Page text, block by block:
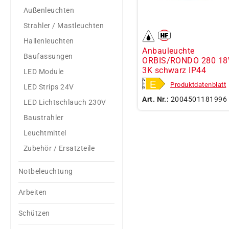
Außenleuchten
Strahler / Mastleuchten
Hallenleuchten
Baufassungen
LED Module
LED Strips 24V
LED Lichtschlauch 230V
Baustrahler
Leuchtmittel
Zubehör / Ersatzteile
Notbeleuchtung
Arbeiten
Schützen
Anbauleuchte
ORBIS/RONDO 280
3K schwarz IP44
Produktdatenblatt
Art. Nr.: 2004501181996